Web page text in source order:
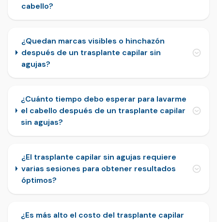
cabello?
¿Quedan marcas visibles o hinchazón
después de un trasplante capilar sin
agujas?
¿Cuánto tiempo debo esperar para lavarme
el cabello después de un trasplante capilar
sin agujas?
¿El trasplante capilar sin agujas requiere
varias sesiones para obtener resultados
óptimos?
¿Es más alto el costo del trasplante capilar